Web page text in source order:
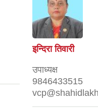
इन्दिरा तिवारी
उपाध्यक्ष
9846433515